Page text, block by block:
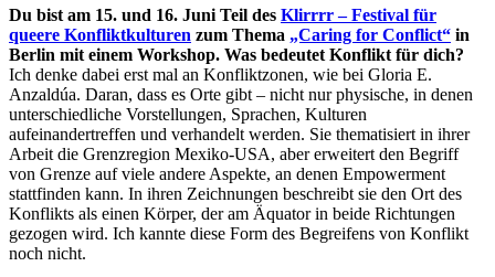
Du bist am 15. und 16. Juni Teil des Klirrrr – Festival für
queere Konfliktkulturen zum Thema „Caring for Conflict“ in
Berlin mit einem Workshop. Was bedeutet Konflikt für dich?
Ich denke dabei erst mal an Konfliktzonen, wie bei Gloria E.
Anzaldúa. Daran, dass es Orte gibt – nicht nur physische, in denen
unterschiedliche Vorstellungen, Sprachen, Kulturen
aufeinandertreffen und verhandelt werden. Sie thematisiert in ihrer
Arbeit die Grenzregion Mexiko-USA, aber erweitert den Begriff
von Grenze auf viele andere Aspekte, an denen Empowerment
stattfinden kann. In ihren Zeichnungen beschreibt sie den Ort des
Konflikts als einen Körper, der am Äquator in beide Richtungen
gezogen wird. Ich kannte diese Form des Begreifens von Konflikt
noch nicht.